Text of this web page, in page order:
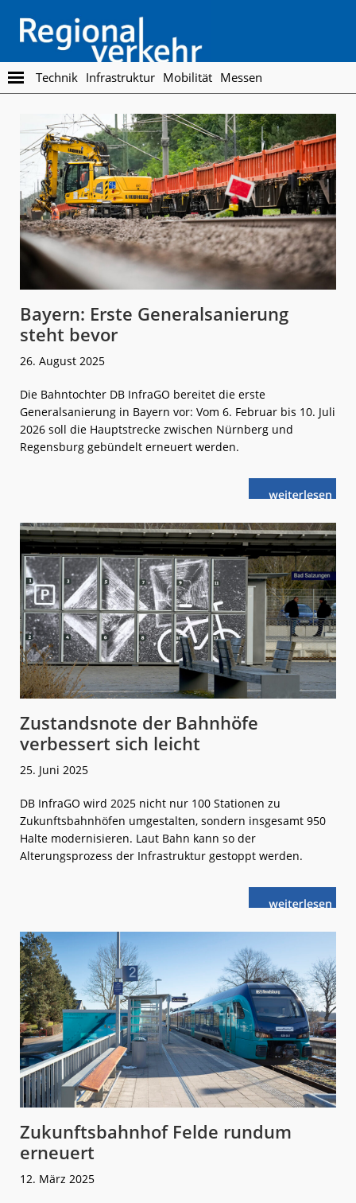
main
content
footer
Regionalverkehr
Die
Fachzeitschrift
Öffentlichen
Personennahverkehr
Technik Infrastruktur Mobilität Messen
Bayern: Erste Generalsanierung
steht bevor
26. August 2025
Die Bahntochter DB InfraGO bereitet die erste
Generalsanierung in Bayern vor: Vom 6. Februar bis 10. Juli
2026 soll die Hauptstrecke zwischen Nürnberg und
Regensburg gebündelt erneuert werden.
weiterlese
nBayern:
steht
bevor
Zustandsnote der Bahnhöfe
verbessert sich leicht
25. Juni 2025
DB InfraGO wird 2025 nicht nur 100 Stationen zu
Zukunftsbahnhöfen umgestalten, sondern insgesamt 950
Halte modernisieren. Laut Bahn kann so der
Alterungsprozess der Infrastruktur gestoppt werden.
weiterlese
nZustandsnote
verbessert
sich
Zukunftsbahnhof Felde rundum
erneuert
12. März 2025